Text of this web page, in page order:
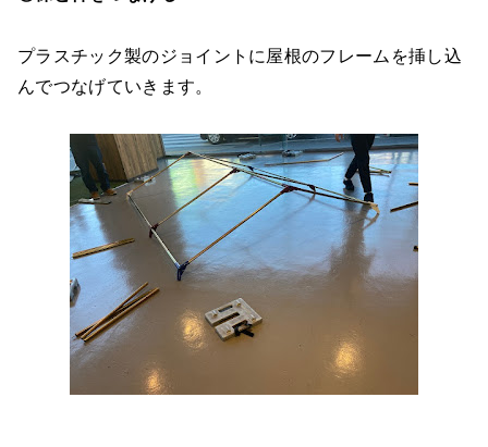
プラスチック製のジョイントに屋根のフレームを挿し込
んでつなげていきます。